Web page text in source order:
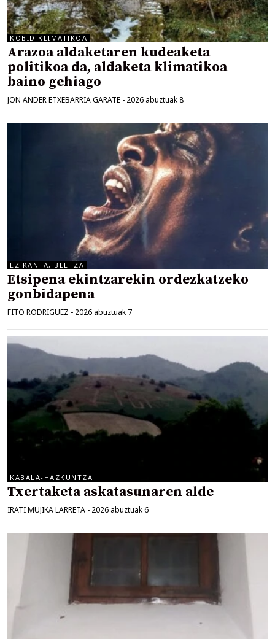
KOBID KLIMATIKOA
Arazoa aldaketaren kudeaketa
politikoa da, aldaketa klimatikoa
baino gehiago
JON ANDER ETXEBARRIA GARATE - 2026 abuztuak 8
EZ KANTA, BELTZA
Etsipena ekintzarekin ordezkatzeko
gonbidapena
FITO RODRIGUEZ - 2026 abuztuak 7
KABALA-HAZKUNTZA
Txertaketa askatasunaren alde
IRATI MUJIKA LARRETA - 2026 abuztuak 6